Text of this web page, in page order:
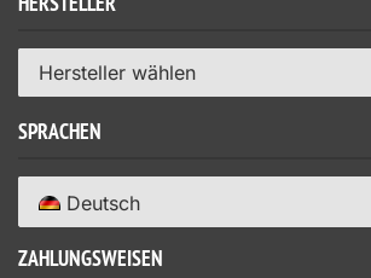
HERSTELLER
Hersteller wählen
SPRACHEN
Deutsch
ZAHLUNGSWEISEN